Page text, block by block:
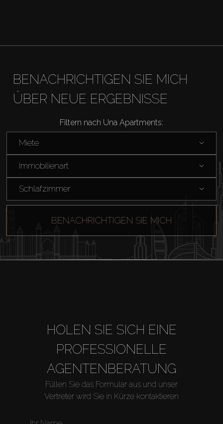
Off-Plan
About Us
BENACHRICHTIGEN SIE MICH
ÜBER NEUE ERGEBNISSE
Filtern nach Una Apartments:
Miete
Immobilienart
Schlafzimmer
BENACHRICHTIGEN SIE MICH
HOLEN SIE SICH EINE
PROFESSIONELLE
AGENTENBERATUNG
Füllen Sie das Formular aus und unser
Vertreter wird Sie in Kürze kontaktieren